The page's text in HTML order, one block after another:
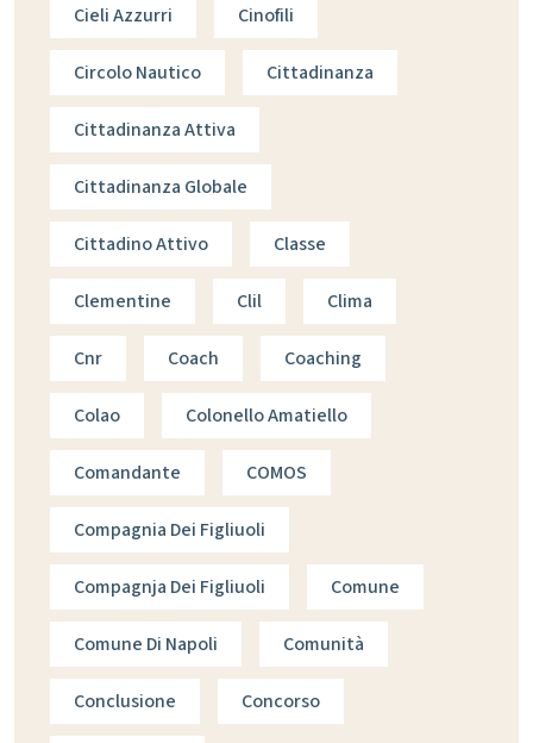
Cieli Azzurri Cinofili
Circolo Nautico Cittadinanza
Cittadinanza Attiva
Cittadinanza Globale
Cittadino Attivo Classe
Clementine Clil Clima
Cnr Coach Coaching
Colao Colonello Amatiello
Comandante COMOS
Compagnia Dei Figliuoli
Compagnja Dei Figliuoli Comune
Comune Di Napoli Comunità
Conclusione Concorso